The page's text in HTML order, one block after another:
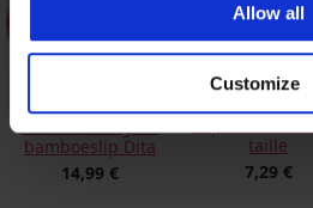
Allow all
Customize
Klassieke hogere
bamboeslip Dita
14,99 €
taille
7,29 €